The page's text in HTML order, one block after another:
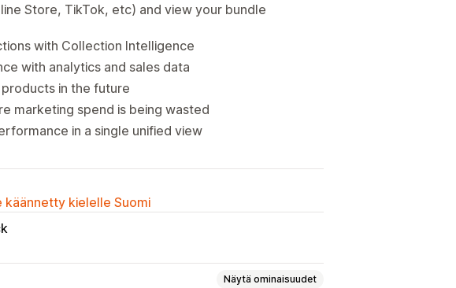
Store, TikTok, etc) and view your bundle
with Collection Intelligence
with analytics and sales data
in the future
marketing spend is being wasted
in a single unified view
käännetty kielelle Suomi
Näytä ominaisuudet